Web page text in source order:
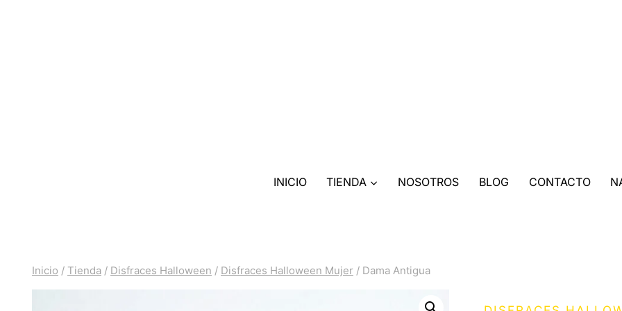
INICIO TIENDA NOSOTROS BLOG CONTACTO
Inicio / Tienda / Disfraces Halloween / Disfraces Halloween Mujer / Dama Antigua